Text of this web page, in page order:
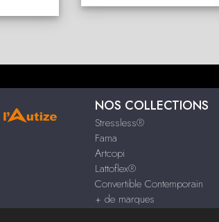
NOS COLLECTIONS
Stressless®
Fama
Artcopi
Lattoflex®
Convertible Contemporain
+ de marques